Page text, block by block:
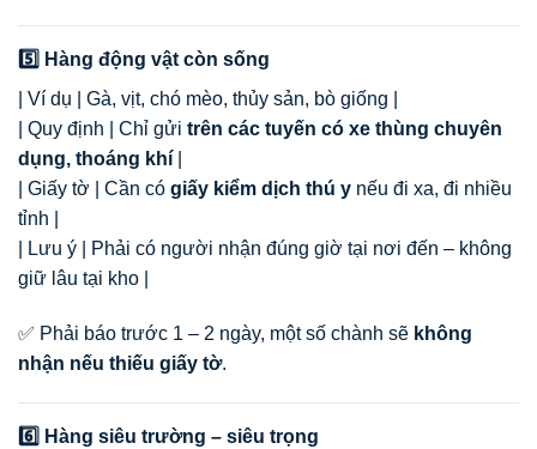
5️⃣ Hàng động vật còn sống
| Ví dụ | Gà, vịt, chó mèo, thủy sản, bò giống |
| Quy định | Chỉ gửi trên các tuyến có xe thùng chuyên
dụng, thoáng khí
| Giấy tờ | Cần có giấy kiểm dịch thú y nếu đi xa, đi nhiều
tỉnh |
| Lưu ý | Phải có người nhận đúng giờ tại nơi đến – không
giữ lâu tại kho |
✅ Phải báo trước 1 – 2 ngày, một số chành sẽ không
nhận nếu thiếu giấy tờ.
6️⃣ Hàng siêu trường – siêu trọng